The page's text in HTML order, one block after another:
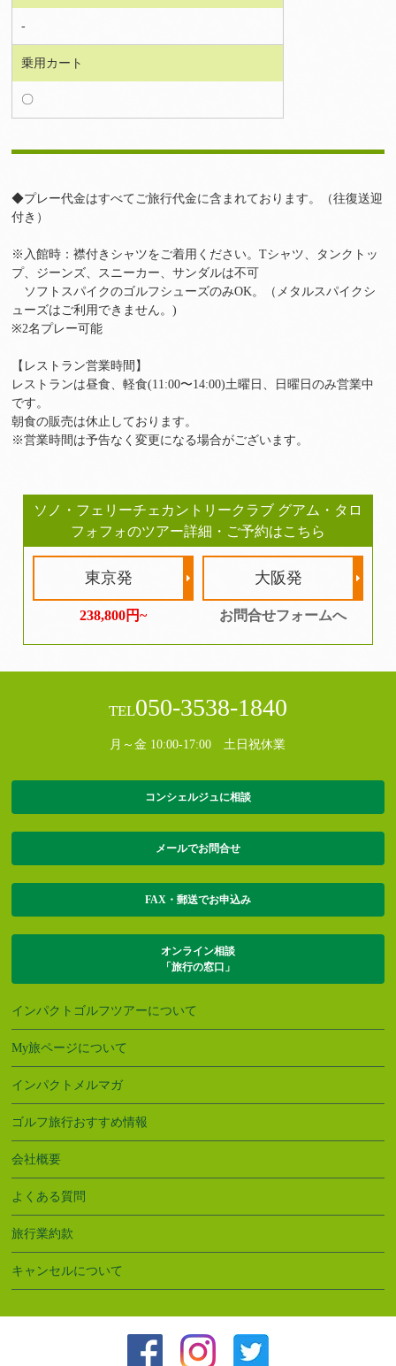
-
乗用カート
〇
◆プレー代金はすべてご旅行代金に含まれております。（往復送迎
付き）
※入館時：襟付きシャツをご着用ください。Tシャツ、タンクトッ
プ、ジーンズ、スニーカー、サンダルは不可
ソフトスパイクのゴルフシューズのみOK。（メタルスパイクシ
ューズはご利用できません。)
※2名プレー可能
【レストラン営業時間】
レストランは昼食、軽食(11:00〜14:00)土曜日、日曜日のみ営業中
です。
朝食の販売は休止しております。
※営業時間は予告なく変更になる場合がございます。
ソノ・フェリーチェカントリークラブ グアム・タロ
フォフォのツアー詳細・ご予約はこちら
東京発
238,800円~
大阪発
お問合せフォームへ
TEL050-3538-1840
月～金 10:00-17:00 土日祝休業
コンシェルジュに相談
メールでお問合せ
FAX・郵送でお申込み
オンライン相談
「旅行の窓口」
インパクトゴルフツアーについて
My旅ページについて
インパクトメルマガ
ゴルフ旅行おすすめ情報
会社概要
よくある質問
旅行業約款
キャンセルについて